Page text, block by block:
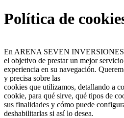
Política de
En ARENA SEVEN
el objetivo de prestar un mejor
experiencia en su navegación.
y precisa sobre las
cookies que utilizamos, detallando a
cookie, para qué sirve, qué tipos de
sus finalidades y cómo puede
deshabilitarlas si así lo desea.